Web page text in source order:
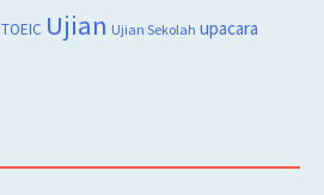
TOEIC Ujian Ujian Sekolah upacara